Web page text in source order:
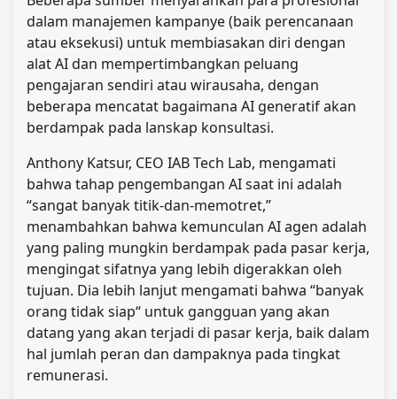
dalam manajemen kampanye (baik perencanaan
atau eksekusi) untuk membiasakan diri dengan
alat AI dan mempertimbangkan peluang
pengajaran sendiri atau wirausaha, dengan
beberapa mencatat bagaimana AI generatif akan
berdampak pada lanskap konsultasi.
Anthony Katsur, CEO IAB Tech Lab, mengamati
bahwa tahap pengembangan AI saat ini adalah
“sangat banyak titik-dan-memotret,”
menambahkan bahwa kemunculan AI agen adalah
yang paling mungkin berdampak pada pasar kerja,
mengingat sifatnya yang lebih digerakkan oleh
tujuan. Dia lebih lanjut mengamati bahwa “banyak
orang tidak siap“ untuk gangguan yang akan
datang yang akan terjadi di pasar kerja, baik dalam
hal jumlah peran dan dampaknya pada tingkat
remunerasi.